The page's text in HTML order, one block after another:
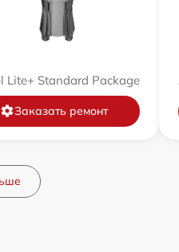
Lite+ Standard Package
Заказать ремонт